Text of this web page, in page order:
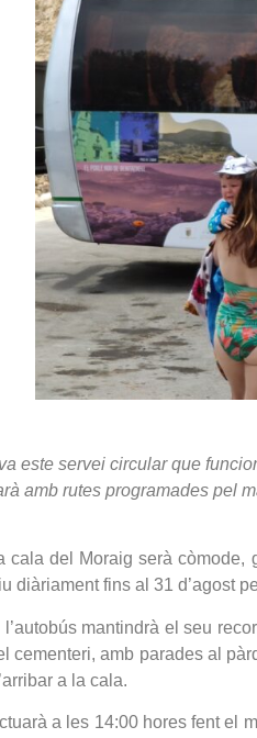
este servei circular que
amb rutes programades pel
cala del Moraig serà còmode,
diàriament fins al 31 d’agost
mantindrà el seu
cementeri, amb parades al
a la cala.
a les 14:00 hores fent el